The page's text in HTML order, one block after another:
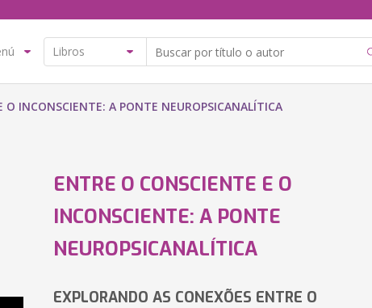
O INCONSCIENTE: A PONTE NEUROPSICANALÍTICA
ENTRE O CONSCIENTE E O
INCONSCIENTE: A PONTE
NEUROPSICANALÍTICA
EXPLORANDO AS CONEXÕES ENTRE O